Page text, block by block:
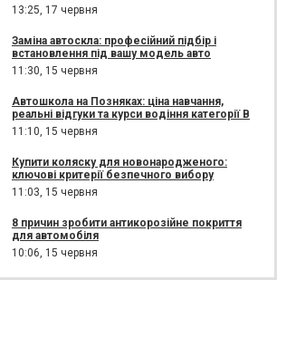
13:25, 17 червня
Заміна автоскла: професійний підбір і
встановлення під вашу модель авто
11:30, 15 червня
Автошкола на Позняках: ціна навчання,
реальні відгуки та курси водіння категорії B
11:10, 15 червня
Купити коляску для новонародженого:
ключові критерії безпечного вибору
11:03, 15 червня
8 причин зробити антикорозійне покриття
для автомобіля
10:06, 15 червня